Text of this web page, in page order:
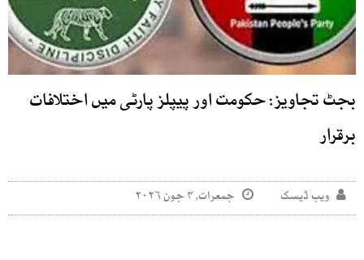
بجٹ تجاویز: حکومت اور پیپلز پارٹی میں اختلافات
برقرار
ویب ڈیسک جمعرات, ۴ جون ۲۰۲۶